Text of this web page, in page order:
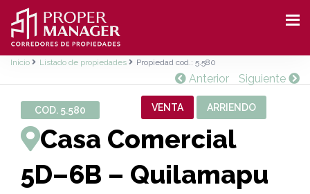
Inicio Listado de propiedades Propiedad cod.: 5.580
Anterior Siguiente
COD. 5.580 VENTA ARRIENDO
Casa Comercial
5D–6B – Quilamapu